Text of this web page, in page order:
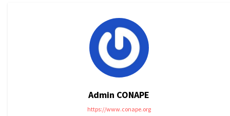
Admin CONAPE
https://www.conape.org